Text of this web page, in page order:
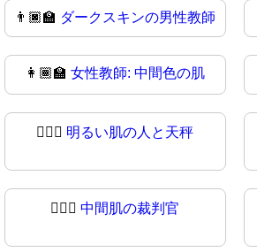
👨🏿‍🏫 ダークスキンの男性教師
👩🏾‍🏫女性教師: 中間色の肌
🧑🏻‍⚖ 明るい肌の人と天秤
🧑🏾‍⚖️中間肌の裁判官